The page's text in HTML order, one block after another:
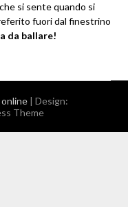
si sente quando si
fuori dal finestrino
da ballare!
| Design:
Theme